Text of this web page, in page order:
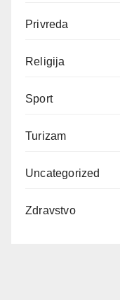
Privreda
Religija
Sport
Turizam
Uncategorized
Zdravstvo